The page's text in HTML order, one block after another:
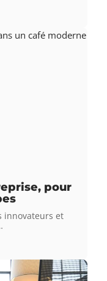
pour
innovateurs et